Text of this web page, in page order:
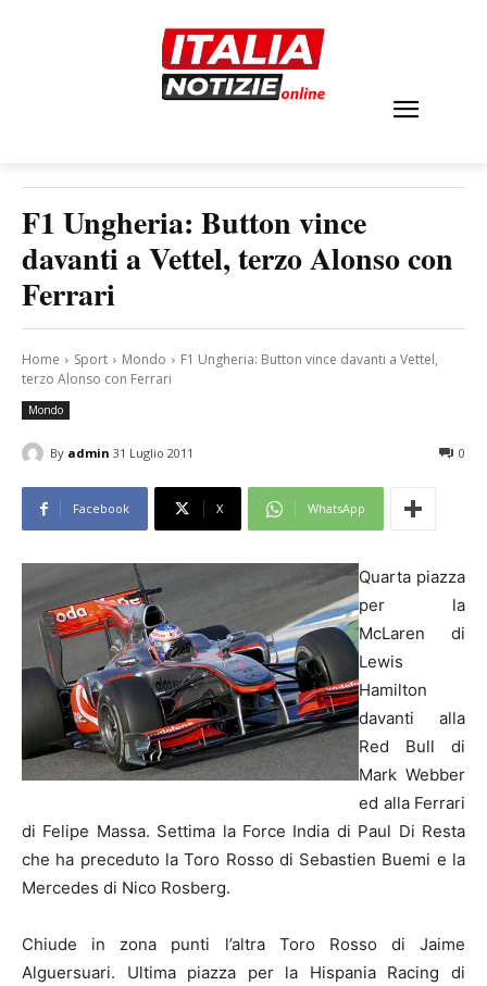
F1 Ungheria: Button vince
davanti a Vettel, terzo Alonso con
Ferrari
Home Sport Mondo
F1 Ungheria: Button vince davanti a Vettel,
terzo Alonso con Ferrari
Mondo
By admin 31 Luglio 2011 0
Facebook X WhatsApp
Quarta piazza
per la
McLaren di
Lewis
Hamilton
davanti alla
Red Bull di
Mark Webber
ed alla Ferrari
di Felipe Massa. Settima la Force India di Paul Di Resta
che ha preceduto la Toro Rosso di Sebastien Buemi e la
Mercedes di Nico Rosberg.
Chiude in zona punti l’altra Toro Rosso di Jaime
Alguersuari. Ultima piazza per la Hispania Racing di